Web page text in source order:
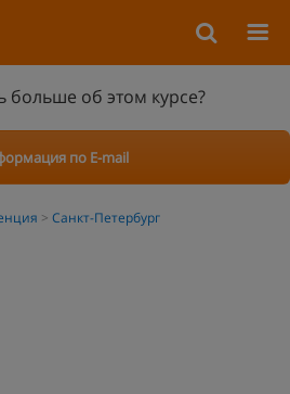
больше об этом курсе?
по E-mail
Санкт-Петербург